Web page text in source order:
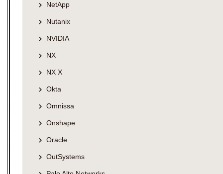
NetApp
Nutanix
NVIDIA
NX
NX X
Okta
Omnissa
Onshape
Oracle
OutSystems